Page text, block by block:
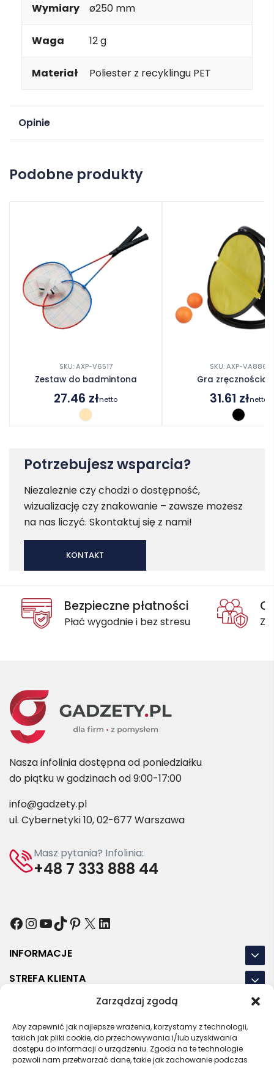
Zarządzaj zgodą
Aby zapewnić jak najlepsze wrażenia, korzystamy z technologii,
takich jak pliki cookie, do przechowywania i/lub uzyskiwania
dostępu do informacji o urządzeniu. Zgoda na te technologie
pozwoli nam przetwarzać dane, takie jak zachowanie podczas
Wymiary ø250 mm
Waga 12 g
Materiał Poliester z recyklingu PET
Opinie
Podobne produkty
SKU: AXP-V6517
Zestaw do badmintona
27.46 złnetto
SKU: AXP-VA886
Gra
31.61 złnetto
Potrzebujesz wsparcia?
Niezależnie czy chodzi o dostępność,
wizualizację czy znakowanie – zawsze możesz
na nas liczyć. Skontaktuj się z nami!
KONTAKT
Bezpieczne płatności
Płać wygodnie i bez stresu
Nasza infolinia dostępna od poniedziałku
do piątku w godzinach od 9:00-17:00
info@gadzety.pl
ul. Cybernetyki 10, 02-677 Warszawa
Masz pytania? Infolinia:
+48 7 333 888 44
Facebook
Instagram
YouTube
TikTok
Pinterest
X LinkedIn
INFORMACJE
STREFA KLIENTA
NASZE LOKALIZACJE
OSTATNIE POSTY